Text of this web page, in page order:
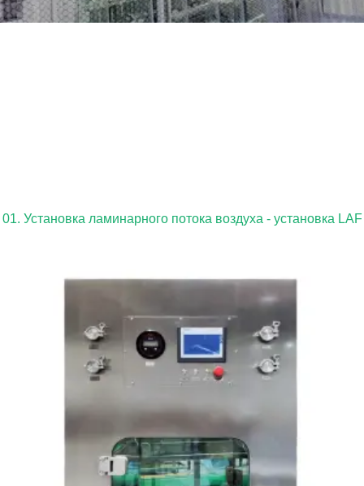
01. Установка ламинарного потока воздуха - установка LAF